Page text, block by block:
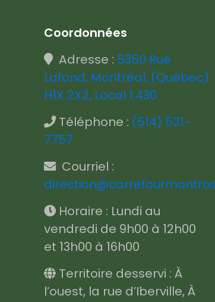
Coordonnées
Adresse : 5350 Rue
Lafond, Montréal, (Québec)
H1X 2X2, Local 1.430
Téléphone : (514) 521-
7757
Courriel :
Horaire : Lundi au
vendredi de 9h00 à 12h00
et 13h00 à 16h00
Territoire desservi : À
l’ouest, la rue d’Iberville, À